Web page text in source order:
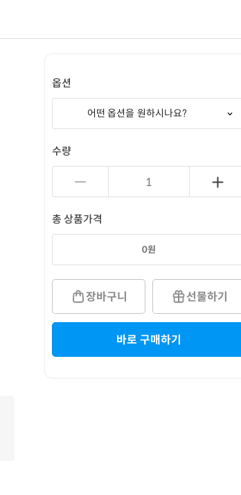
옵션
어떤 옵션을 원하시나요?
수량
총 상품가격
0원
장바구니 선물하기
바로 구매하기